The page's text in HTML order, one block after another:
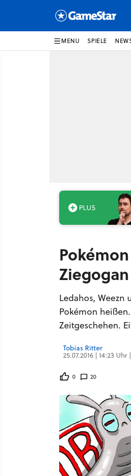
MENU SPIELE
Ledahos,
Pokémon
Zeitgeschehen.
Tobias Ritter
25.07.2016 | 14:23
0 20